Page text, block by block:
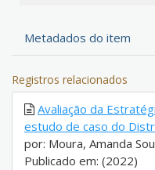
Metadados do item
Registros relacionados
Avaliação da
estudo de caso do
por: Moura, Amanda
Publicado em: (2022)